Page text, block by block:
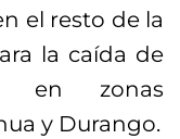
el resto de la
la caída de
en zonas
y Durango.